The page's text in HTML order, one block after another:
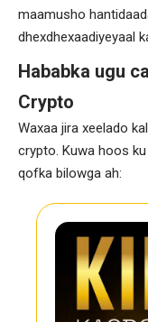
maamusho
dhexdhexaadiyeyaal
Hababka ugu
Crypto
Waxaa jira xeelado
crypto. Kuwa hoos
qofka bilowga ah: